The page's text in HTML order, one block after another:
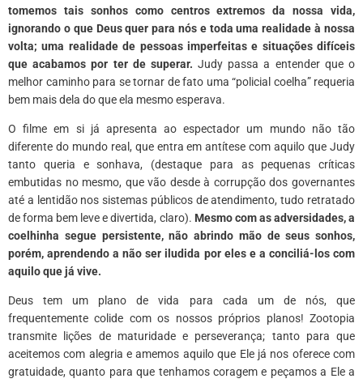
tomemos tais sonhos como centros extremos da nossa vida,
ignorando o que Deus quer para nós e toda uma realidade à nossa
volta; uma realidade de pessoas imperfeitas e situações difíceis
que acabamos por ter de superar. Judy passa a entender que o
melhor caminho para se tornar de fato uma “policial coelha” requeria
bem mais dela do que ela mesmo esperava.
O filme em si já apresenta ao espectador um mundo não tão
diferente do mundo real, que entra em antítese com aquilo que Judy
tanto queria e sonhava, (destaque para as pequenas críticas
embutidas no mesmo, que vão desde à corrupção dos governantes
até a lentidão nos sistemas públicos de atendimento, tudo retratado
de forma bem leve e divertida, claro). Mesmo com as adversidades, a
coelhinha segue persistente, não abrindo mão de seus sonhos,
porém, aprendendo a não ser iludida por eles e a conciliá-los com
aquilo que já vive.
Deus tem um plano de vida para cada um de nós, que
frequentemente colide com os nossos próprios planos! Zootopia
transmite lições de maturidade e perseverança; tanto para que
aceitemos com alegria e amemos aquilo que Ele já nos oferece com
gratuidade, quanto para que tenhamos coragem e peçamos a Ele a